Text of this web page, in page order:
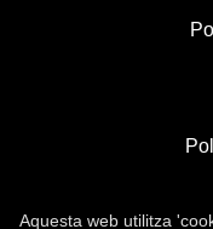
Aquesta web utilitza